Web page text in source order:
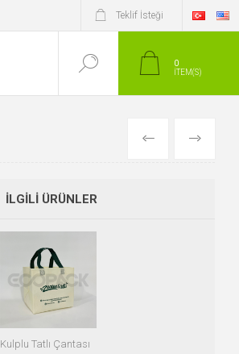
Teklif İsteği
0
ITEM(S)
ÖNCEKISONRAKI
İLGILI ÜRÜNLER
Kulplu Tatlı Çantası